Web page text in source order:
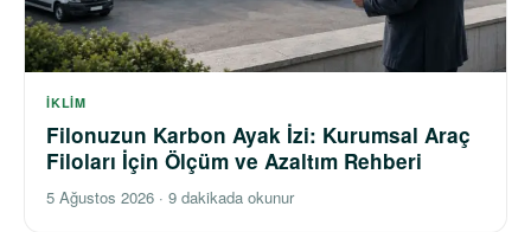
İKLIM
Filonuzun Karbon Ayak İzi: Kurumsal Araç
Filoları İçin Ölçüm ve Azaltım Rehberi
5 Ağustos 2026 · 9 dakikada okunur